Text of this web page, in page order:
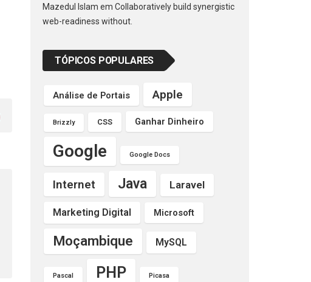
Mazedul Islam em Collaboratively build synergistic
web-readiness without.
TÓPICOS POPULARES
Análise de Portais Apple
Brizzly CSS Ganhar Dinheiro
Google Google Docs
Internet Java Laravel
Marketing Digital Microsoft
Moçambique MySQL
Pascal PHP Picasa